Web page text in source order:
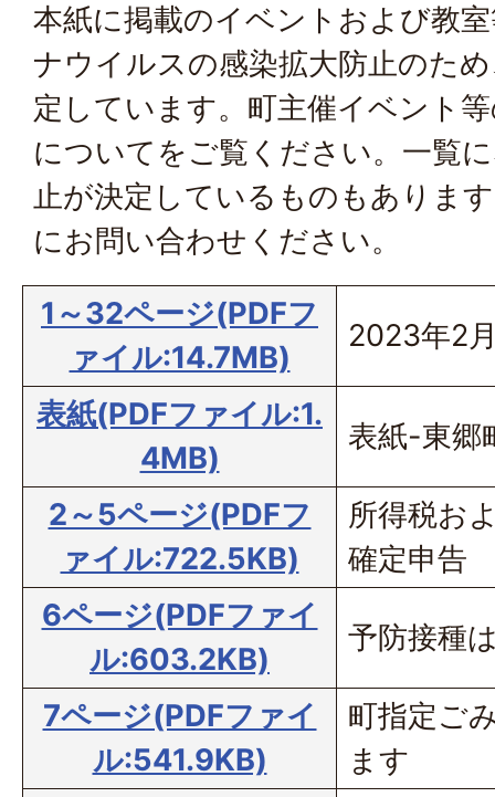
本紙に掲載のイベントおよび教
ナウイルスの感染拡大防止のた
定しています。 町主催イベント
について をご覧ください。一覧
止が決定しているものもありま
にお問い合わせください。
1～32ページ(PDFフ
ァイル:14.7MB)
2023年2
表紙(PDFファイル:1.
4MB)
表紙-東郷
2～5ページ(PDFフ
ァイル:722.5KB)
所得税お
確定申告
6ページ(PDFファイ
ル:603.2KB)
予防接種
7ページ(PDFファイ
ル:541.9KB)
町指定ご
ます